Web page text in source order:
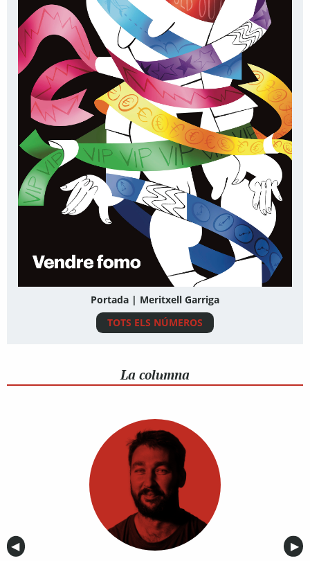
Portada | Meritxell Garriga
TOTS ELS NÚMEROS
La columna
Anterior
◀︎ ▶︎